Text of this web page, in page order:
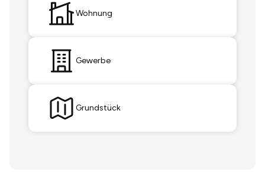
Wohnung
Gewerbe
Grundstück